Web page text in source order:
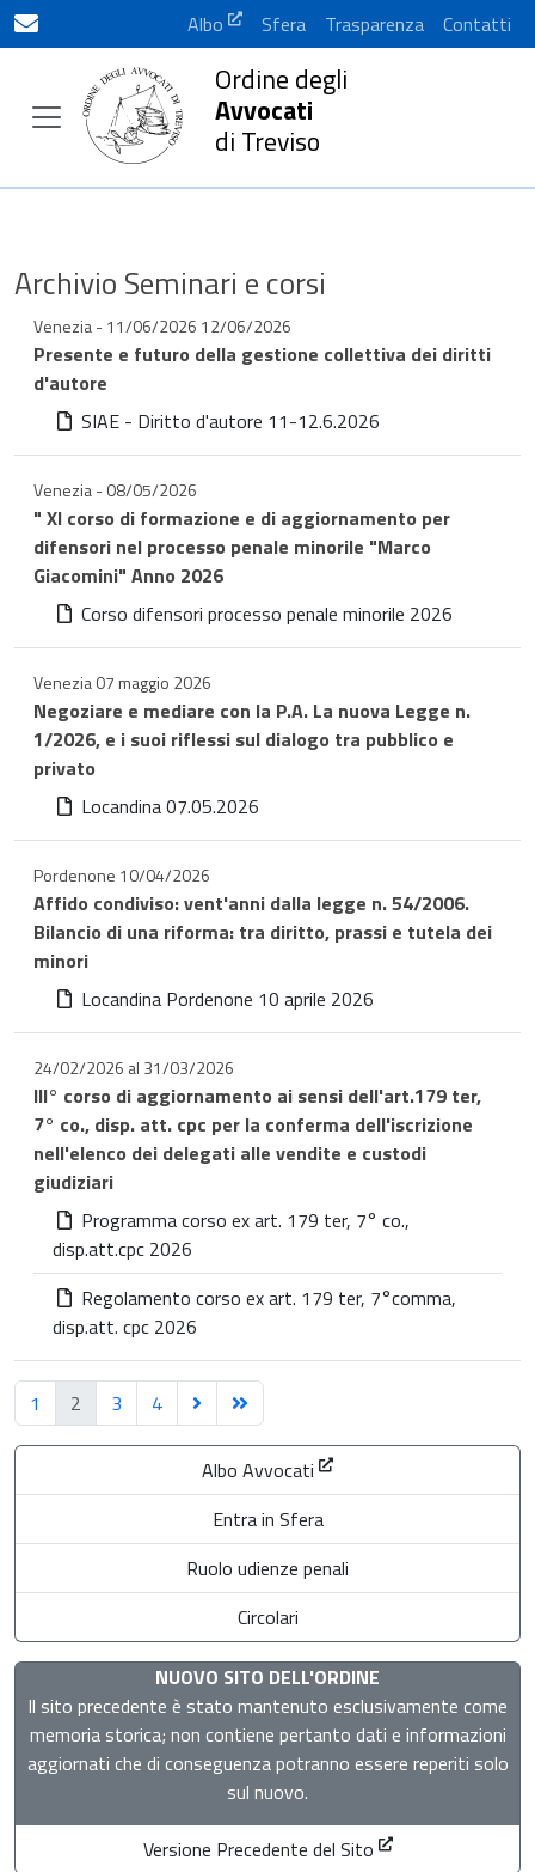
Albo Sfera Trasparenza Contatti
Ordine degli
Avvocati
di Treviso
Archivio Seminari e corsi
Venezia - 11/06/2026 12/06/2026
Presente e futuro della gestione collettiva dei diritti
d'autore
SIAE - Diritto d'autore 11-12.6.2026
Venezia - 08/05/2026
" XI corso di formazione e di aggiornamento per
difensori nel processo penale minorile "Marco
Giacomini" Anno 2026
Corso difensori processo penale minorile 2026
Venezia 07 maggio 2026
Negoziare e mediare con la P.A. La nuova Legge n.
1/2026, e i suoi riflessi sul dialogo tra pubblico e
privato
Locandina 07.05.2026
Pordenone 10/04/2026
Affido condiviso: vent'anni dalla legge n. 54/2006.
Bilancio di una riforma: tra diritto, prassi e tutela dei
minori
Locandina Pordenone 10 aprile 2026
24/02/2026 al 31/03/2026
III° corso di aggiornamento ai sensi dell'art.179 ter,
7° co., disp. att. cpc per la conferma dell'iscrizione
nell'elenco dei delegati alle vendite e custodi
giudiziari
Programma corso ex art. 179 ter, 7° co.,
disp.att.cpc 2026
Regolamento corso ex art. 179 ter, 7°comma,
disp.att. cpc 2026
1 2 3 4
Albo Avvocati
Entra in Sfera
Ruolo udienze penali
Circolari
NUOVO SITO DELL'ORDINE
Il sito precedente è stato mantenuto esclusivamente come
memoria storica; non contiene pertanto dati e informazioni
aggiornati che di conseguenza potranno essere reperiti solo
sul nuovo.
Versione Precedente del Sito